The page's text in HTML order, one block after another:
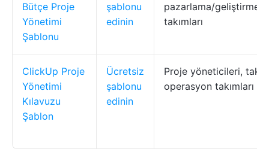
Bütçe Proje
Yönetimi
Şablonu
şablonu
edinin
pazarlama/geliştirme/
takımları
ClickUp Proje
Yönetimi
Kılavuzu
Şablon
Ücretsiz
şablonu
edinin
Proje yöneticileri,
operasyon takımları